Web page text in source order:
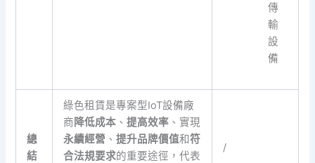
傳
輸
設
備
總
結
綠色租賃是專案型IoT設備廠
商降低成本 、提高效率 、實現
永續經營 、提升品牌價值和符
合法規要求的重要途徑，代表
/